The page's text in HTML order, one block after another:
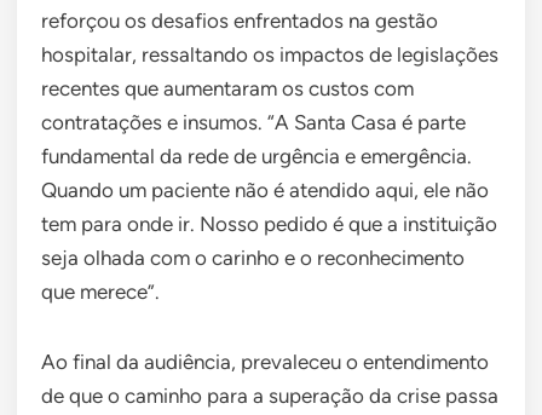
reforçou os desafios enfrentados na gestão
hospitalar, ressaltando os impactos de legislações
recentes que aumentaram os custos com
contratações e insumos. “A Santa Casa é parte
fundamental da rede de urgência e emergência.
Quando um paciente não é atendido aqui, ele não
tem para onde ir. Nosso pedido é que a instituição
seja olhada com o carinho e o reconhecimento
que merece”.
Ao final da audiência, prevaleceu o entendimento
de que o caminho para a superação da crise passa